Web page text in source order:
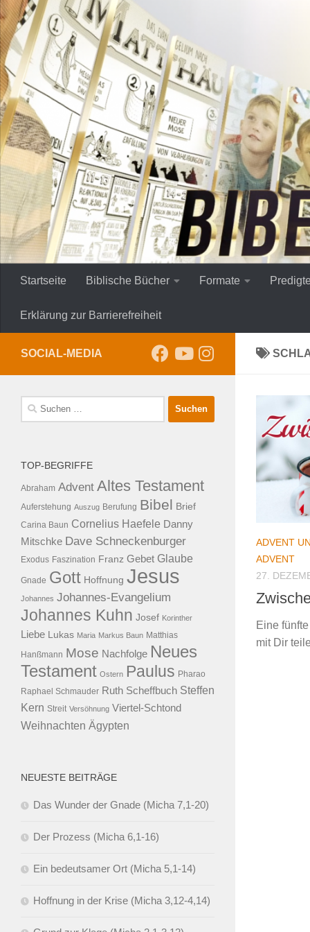
Zum Inhalt springen
Startseite Biblische Bücher Formate
Erklärung zur Barrierefreiheit
ADVENT
ADVENT
27.
Eine
mit Dir
SOCIAL-MEDIA
Suche
nach:
TOP-BEGRIFFE
Abraham Advent Altes Testament
Auferstehung Auszug Berufung Bibel Brief
Carina Baun Cornelius Haefele Danny
Mitschke Dave Schneckenburger
Exodus Faszination Franz Gebet Glaube
Gnade Gott Hoffnung Jesus
Johannes Johannes-Evangelium
Johannes Kuhn Josef Korinther
Liebe Lukas Maria Markus Baun Matthias
Hanßmann Mose Nachfolge Neues
Testament Ostern Paulus Pharao
Raphael Schmauder Ruth Scheffbuch Steffen
Kern Streit Versöhnung Viertel-Schtond
Weihnachten Ägypten
NEUESTE BEITRÄGE
Das Wunder der Gnade (Micha 7,1-20)
Der Prozess (Micha 6,1-16)
Ein bedeutsamer Ort (Micha 5,1-14)
Hoffnung in der Krise (Micha 3,12-4,14)